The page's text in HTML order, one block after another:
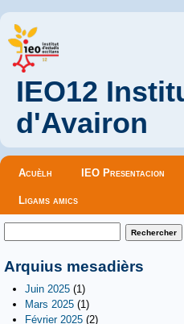
IEO12
d'Avairon
Menu principal
Acuèlh IEO Presentacion
Ligams amics
Formulaire de recherche
Arquius mesadièrs
Juin 2025 (1)
Mars 2025 (1)
Février 2025 (2)